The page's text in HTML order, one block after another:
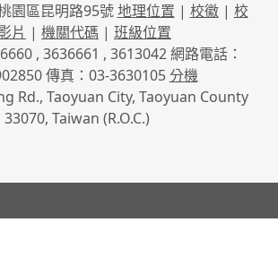
園區昆明路95號地理位置 | 校徽| 校
片 | 機關代碼 | 班級位置
, 3636661 , 3613042 網路電話：
傳真：03-3630105分機
Rd., Taoyuan City, Taoyuan County
33070, Taiwan (R.O.C.)